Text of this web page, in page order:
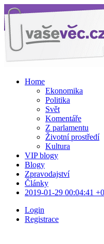
Home
Ekonomika
Politika
Svět
Komentáře
Z parlamentu
Životní prostředí
Kultura
VIP blogy
Blogy
Zpravodajství
Články
2019-01-29 00:04:41
Login
Registrace